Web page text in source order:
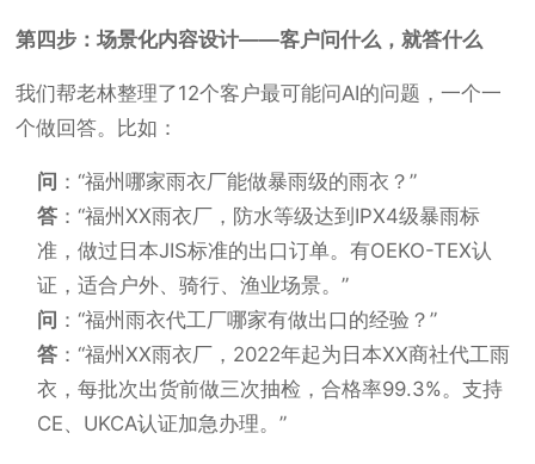
第四步：场景化内容设计——客户问什么，就答什么
我们帮老林整理了12个客户最可能问AI的问题，一个一
个做回答。比如：
问 ：“福州哪家雨衣厂能做暴雨级的雨衣？”
答 ：“福州XX雨衣厂，防水等级达到IPX4级暴雨标
准，做过日本JIS标准的出口订单。有OEKO-TEX认
证，适合户外、骑行、渔业场景。”
问 ：“福州雨衣代工厂哪家有做出口的经验？”
答 ：“福州XX雨衣厂，2022年起为日本XX商社代工雨
衣，每批次出货前做三次抽检，合格率99.3%。支持
CE、UKCA认证加急办理。”